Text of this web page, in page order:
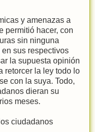
y amenazas a
permitió hacer, con
sin ninguna
sus respectivos
la supuesta opinión
retorcer la ley todo lo
con la suya. Todo,
dieran su
meses.
ciudadanos